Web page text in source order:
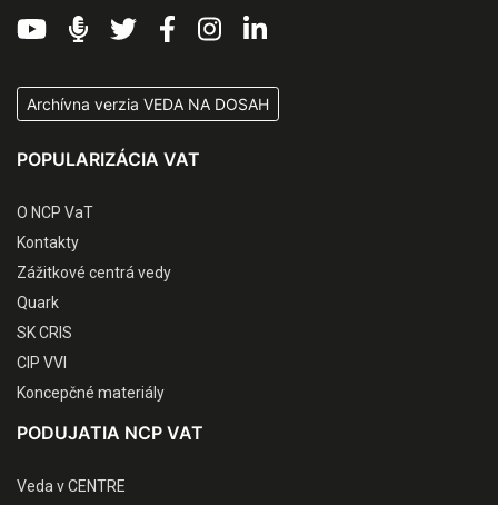
Archívna verzia VEDA NA DOSAH
POPULARIZÁCIA VAT
O NCP VaT
Kontakty
Zážitkové centrá vedy
Quark
SK CRIS
CIP VVI
Koncepčné materiály
PODUJATIA NCP VAT
Veda v CENTRE